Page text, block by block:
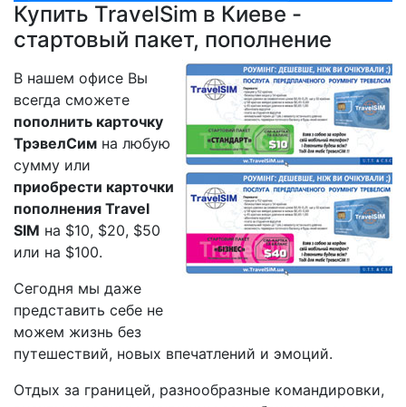
Купить TravelSim в Киеве -
стартовый пакет, пополнение
В нашем офисе Вы
всегда сможете
пополнить карточку
ТрэвелСим на любую
сумму или
приобрести карточки
пополнения Travel
SIM на $10, $20, $50
или на $100.
Сегодня мы даже
представить себе не
можем жизнь без
путешествий, новых впечатлений и эмоций.
Отдых за границей, разнообразные командировки,